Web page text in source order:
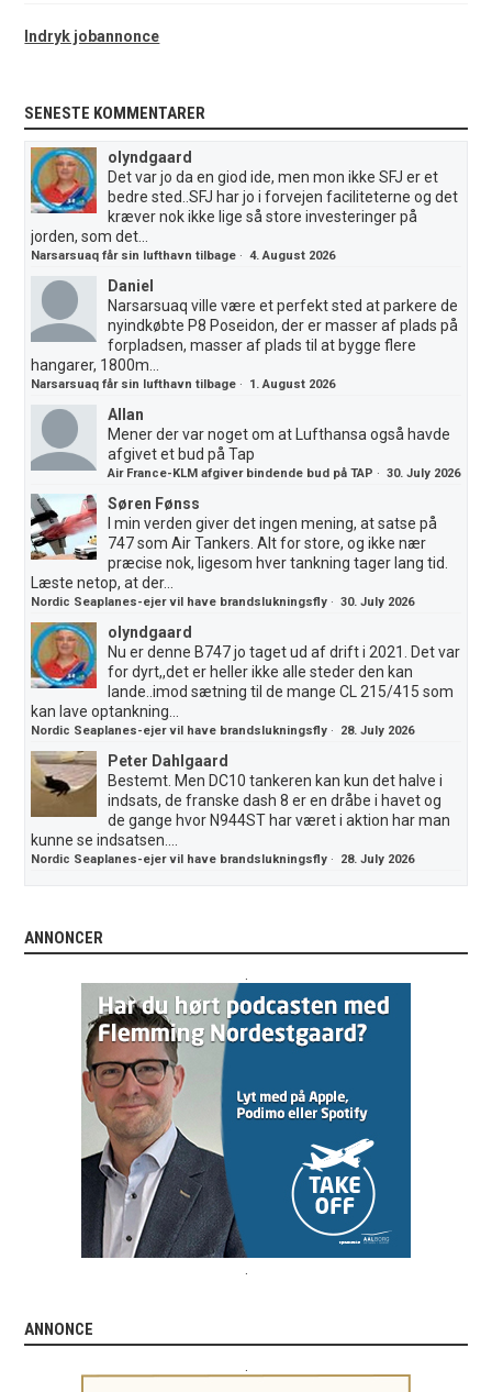
Indryk jobannonce
SENESTE KOMMENTARER
olyndgaard
Det var jo da en giod ide, men mon ikke SFJ er et
bedre sted..SFJ har jo i forvejen faciliteterne og det
kræver nok ikke lige så store investeringer på
jorden, som det...
Narsarsuaq får sin lufthavn tilbage ·4. August 2026
Daniel
Narsarsuaq ville være et perfekt sted at parkere de
nyindkøbte P8 Poseidon, der er masser af plads på
forpladsen, masser af plads til at bygge flere
hangarer, 1800m...
Narsarsuaq får sin lufthavn tilbage · 1. August 2026
Allan
Mener der var noget om at Lufthansa også havde
afgivet et bud på Tap
Air France-KLM afgiver bindende bud på TAP ·30. July 2026
Søren Fønss
I min verden giver det ingen mening, at satse på
747 som Air Tankers. Alt for store, og ikke nær
præcise nok, ligesom hver tankning tager lang tid.
Læste netop, at der...
Nordic Seaplanes-ejer vil have brandslukningsfly ·30. July 2026
olyndgaard
Nu er denne B747 jo taget ud af drift i 2021. Det var
for dyrt,,det er heller ikke alle steder den kan
lande..imod sætning til de mange CL 215/415 som
kan lave optankning...
Nordic Seaplanes-ejer vil have brandslukningsfly · 28. July 2026
Peter Dahlgaard
Bestemt. Men DC10 tankeren kan kun det halve i
indsats, de franske dash 8 er en dråbe i havet og
de gange hvor N944ST har været i aktion har man
kunne se indsatsen....
Nordic Seaplanes-ejer vil have brandslukningsfly · 28. July 2026
ANNONCER
ANNONCE